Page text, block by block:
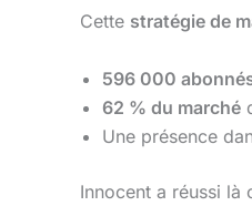
Cette stratégie de
596 000
62 % du marché
Une présence
Innocent a réussi là